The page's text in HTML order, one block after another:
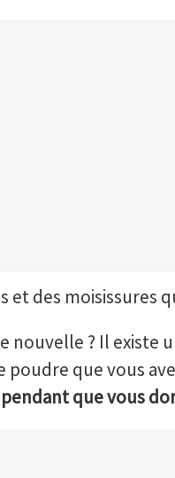
et des moisissures
nouvelle ? Il existe
poudre que vous
pendant que vous